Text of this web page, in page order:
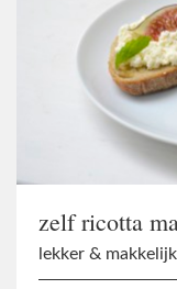
zelf ricotta
lekker & makkelijk